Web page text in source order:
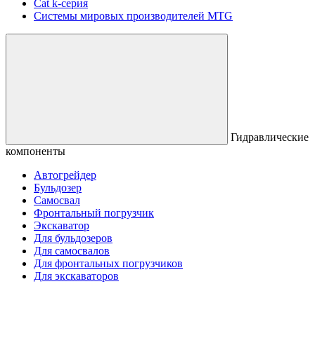
Сat k-серия
Системы мировых производителей MTG
Гидравлические
компоненты
Автогрейдер
Бульдозер
Самосвал
Фронтальный погрузчик
Экскаватор
Для бульдозеров
Для самосвалов
Для фронтальных погрузчиков
Для экскаваторов